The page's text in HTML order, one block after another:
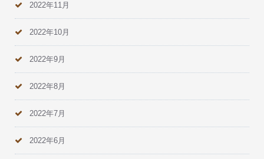
2022年11月
2022年10月
2022年9月
2022年8月
2022年7月
2022年6月